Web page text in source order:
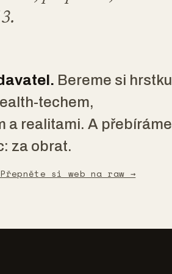
Bereme si hrstku
techem,
a realitami. A přebíráme
za obrat.
si web na raw →